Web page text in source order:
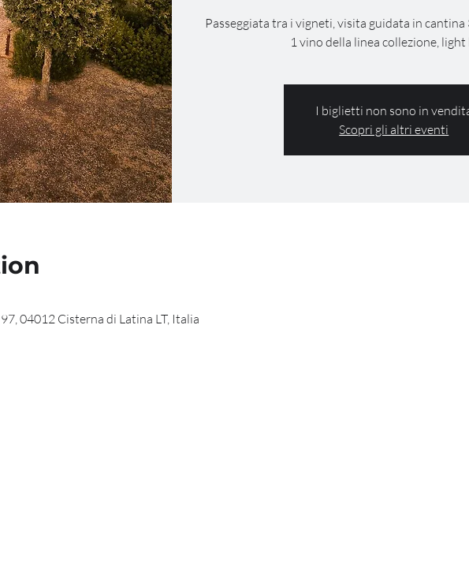
Passeggiata tra i vigneti, visita guidata in
1 vino della linea collezione, light
I biglietti non sono in
Scopri gli altri eventi
04012 Cisterna di Latina LT, Italia